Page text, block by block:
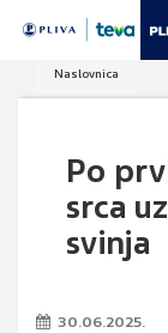
Naslovnica
Po
srca
svinja
30.06.2025.